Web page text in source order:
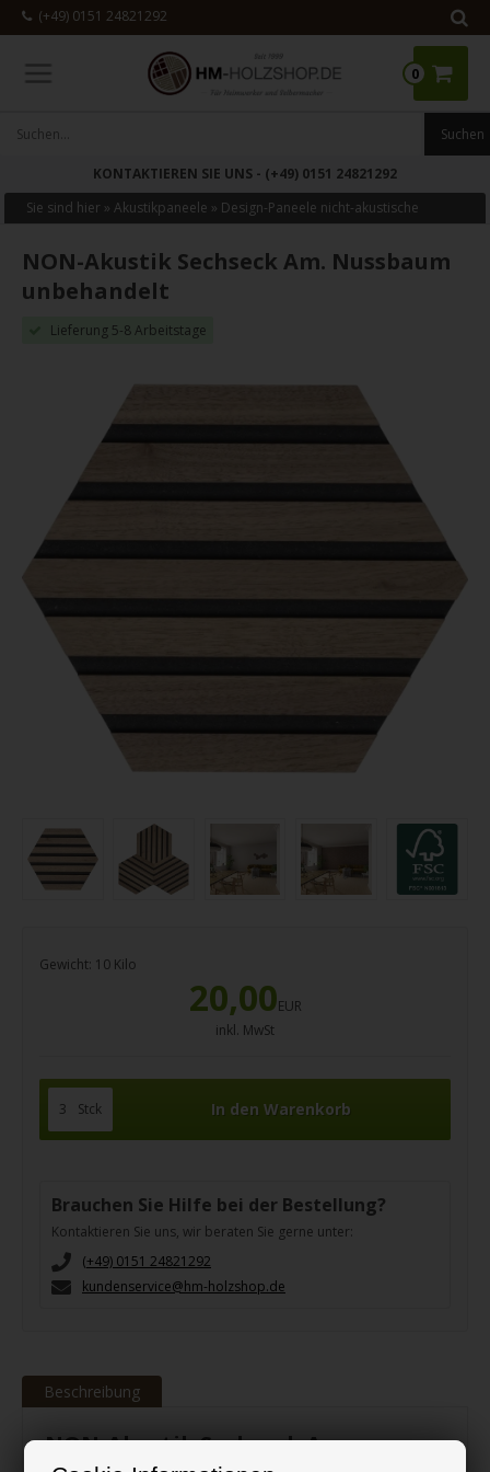
(+49) 0151 24821292
0
KONTAKTIEREN SIE UNS - (+49) 0151 24821292
Sie sind hier »Akustikpaneele » Design-Paneele nicht-akustische
NON-Akustik Sechseck Am. Nussbaum
unbehandelt
Lieferung 5-8 Arbeitstage
Gewicht: 10 Kilo
20,00EUR
inkl. MwSt
Stck
Brauchen Sie Hilfe bei der Bestellung?
Kontaktieren Sie uns, wir beraten Sie gerne unter:
(+49) 0151 24821292
kundenservice@hm-holzshop.de
Beschreibung
NON-Akustik Sechseck Am.